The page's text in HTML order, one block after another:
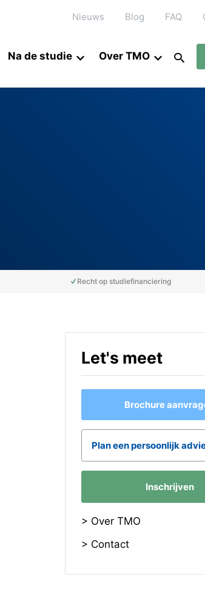
Nieuws Blog FAQ
Na de studie Over TMO
Recht op studiefinanciering
Let's meet
Brochure
Plan een persoonlijk
Inschrijven
> Over TMO
> Contact